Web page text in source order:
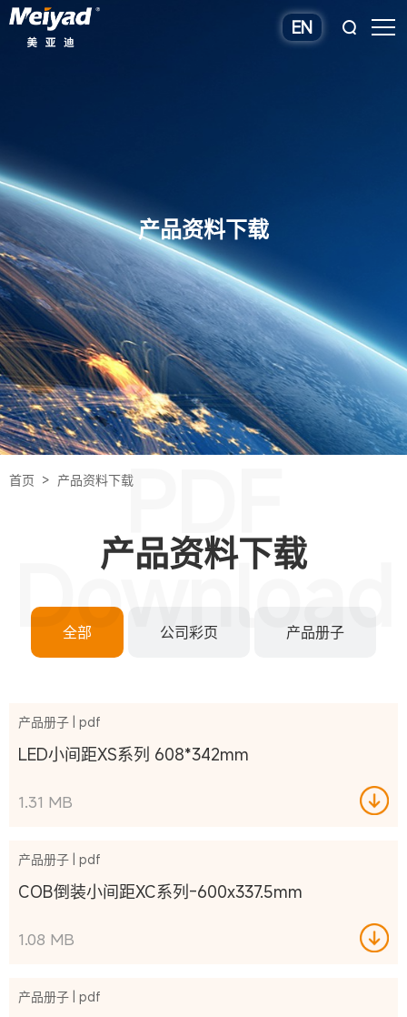
EN
产品资料下载
首页 > 产品资料下载PDF
Download
产品资料下载
全部 公司彩页 产品册子
产品册子 | pdf
LED小间距XS系列 608*342mm
1.31 MB
产品册子 | pdf
COB倒装小间距XC系列-600x337.5mm
1.08 MB
产品册子 | pdf